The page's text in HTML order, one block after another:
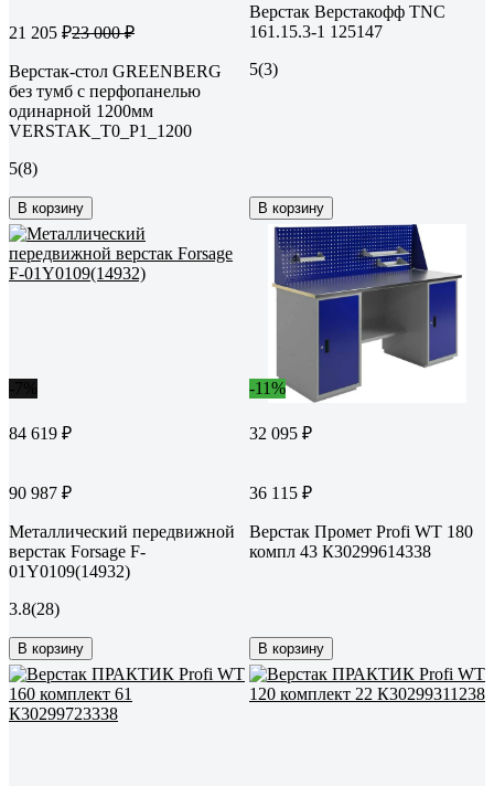
21 205 ₽23 000 ₽
Верстак-стол GREENBERG
без тумб с перфопанелью
одинарной 1200мм
VERSTAK_T0_P1_1200
5(8)
В корзину
Верстак Верстакофф TNC
161.15.3-1 125147
5(3)
В корзину
84 619 ₽
90 987 ₽
Металлический передвижной
верстак Forsage F-
01Y0109(14932)
3.8(28)
В корзину
-11%
32 095 ₽
36 115 ₽
Верстак Промет Profi WT 180
компл 43 К30299614338
В корзину